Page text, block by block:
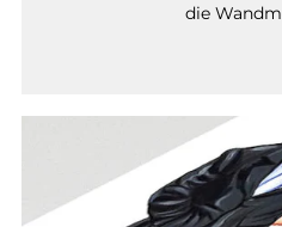
die